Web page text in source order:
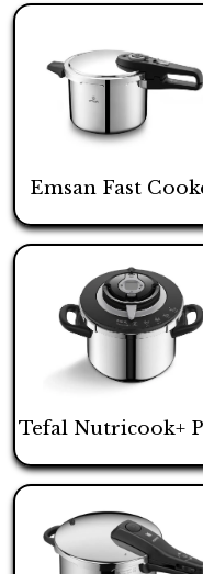
Emsan Fast
Tefal Nutricook+